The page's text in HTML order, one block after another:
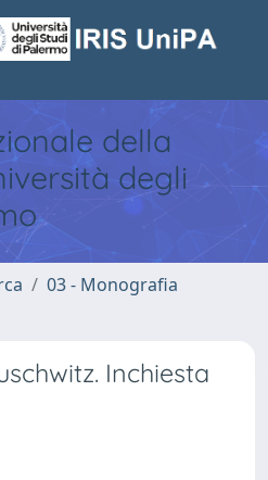
della
degli
03 - Monografia
Inchiesta